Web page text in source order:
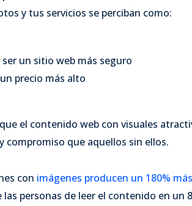
y tus servicios se perciban como:
un sitio web más seguro
precio más alto
el contenido web con visuales
compromiso que aquellos sin ellos.
con imágenes producen un 180%
personas de leer el contenido en un